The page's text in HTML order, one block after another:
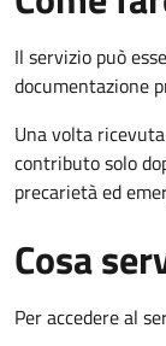
Il servizio può
documentazione
Una volta
contributo solo
precarietà ed
Cosa
Per accedere al